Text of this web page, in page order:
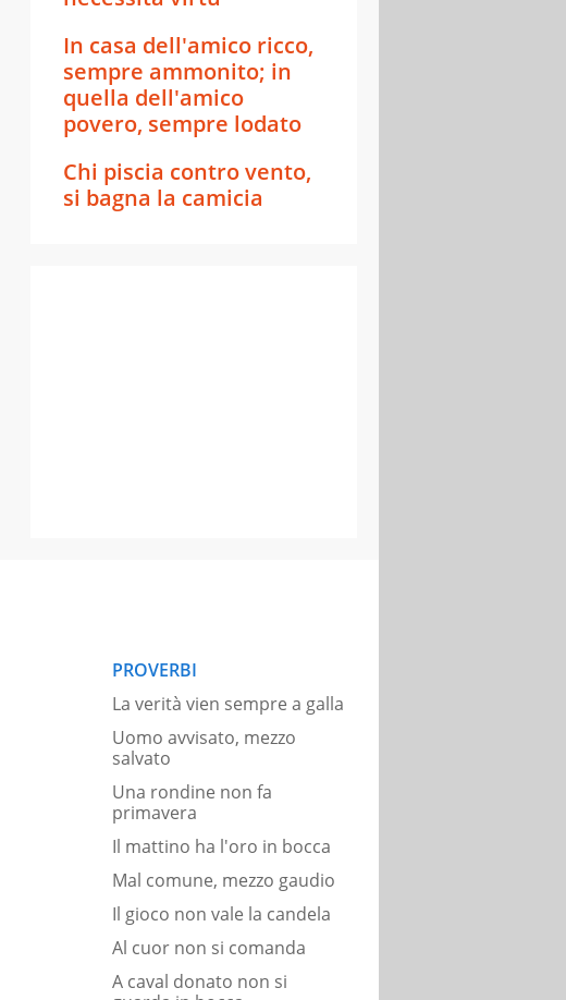
In casa dell'amico ricco,
sempre ammonito; in
quella dell'amico
povero, sempre lodato
Chi piscia contro vento,
si bagna la camicia
PROVERBI
La verità vien sempre a galla
Uomo avvisato, mezzo
salvato
Una rondine non fa
primavera
Il mattino ha l'oro in bocca
Mal comune, mezzo gaudio
Il gioco non vale la candela
Al cuor non si comanda
A caval donato non si